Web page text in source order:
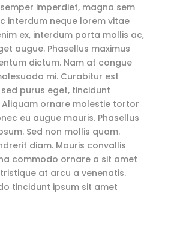
imperdiet, magna sem
interdum neque lorem vitae
ex, interdum porta mollis ac,
augue. Phasellus maximus
dictum. Nam at congue
mi. Curabitur est
purus eget, tincidunt
ornare molestie tortor
eu augue mauris. Phasellus
Sed non mollis quam.
diam. Mauris convallis
commodo ornare a sit amet
at arcu a venenatis.
tincidunt ipsum sit amet